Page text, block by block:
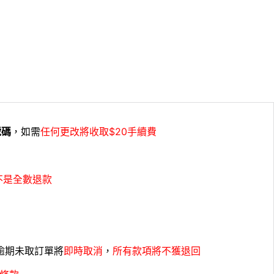
，如需任何更改將收取$20手續費
是全數退款
期未取訂單將即時取消 ， 所有款項將不獲退回